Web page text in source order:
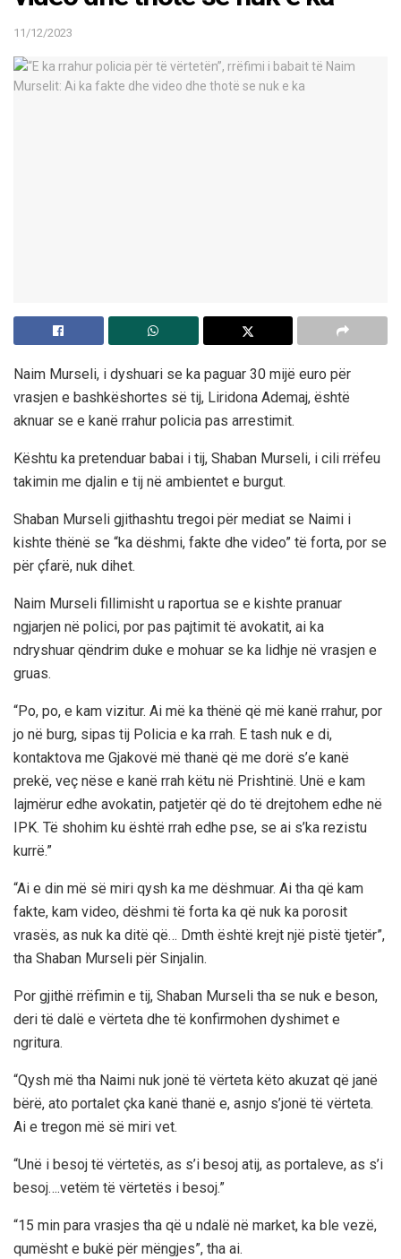
11/12/2023
Naim Murseli, i dyshuari se ka paguar 30 mijë euro për
vrasjen e bashkëshortes së tij, Liridona Ademaj, është
aknuar se e kanë rrahur policia pas arrestimit.
Kështu ka pretenduar babai i tij, Shaban Murseli, i cili rrëfeu
takimin me djalin e tij në ambientet e burgut.
Shaban Murseli gjithashtu tregoi për mediat se Naimi i
kishte thënë se “ka dëshmi, fakte dhe video” të forta, por se
për çfarë, nuk dihet.
Naim Murseli fillimisht u raportua se e kishte pranuar
ngjarjen në polici, por pas pajtimit të avokatit, ai ka
ndryshuar qëndrim duke e mohuar se ka lidhje në vrasjen e
gruas.
“Po, po, e kam vizitur. Ai më ka thënë që më kanë rrahur, por
jo në burg, sipas tij Policia e ka rrah. E tash nuk e di,
kontaktova me Gjakovë më thanë që me dorë s’e kanë
prekë, veç nëse e kanë rrah këtu në Prishtinë. Unë e kam
lajmërur edhe avokatin, patjetër që do të drejtohem edhe në
IPK. Të shohim ku është rrah edhe pse, se ai s’ka rezistu
kurrë.”
“Ai e din më së miri qysh ka me dëshmuar. Ai tha që kam
fakte, kam video, dëshmi të forta ka që nuk ka porosit
vrasës, as nuk ka ditë që… Dmth është krejt një pistë tjetër”,
tha Shaban Murseli për Sinjalin.
Por gjithë rrëfimin e tij, Shaban Murseli tha se nuk e beson,
deri të dalë e vërteta dhe të konfirmohen dyshimet e
ngritura.
“Qysh më tha Naimi nuk jonë të vërteta këto akuzat që janë
bërë, ato portalet çka kanë thanë e, asnjo s’jonë të vërteta.
Ai e tregon më së miri vet.
“Unë i besoj të vërtetës, as s’i besoj atij, as portaleve, as s’i
besoj….vetëm të vërtetës i besoj.”
“15 min para vrasjes tha që u ndalë në market, ka ble vezë,
qumësht e bukë për mëngjes”, tha ai.